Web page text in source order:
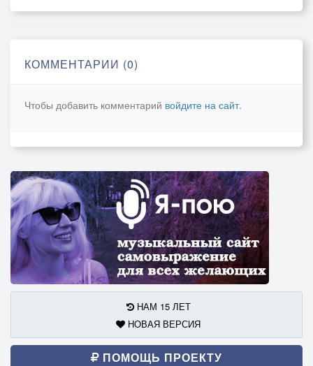
КОММЕНТАРИИ (0)
Чтобы добавить комментарий войдите на сайт.
НАМ 15 ЛЕТ
НОВАЯ ВЕРСИЯ
ПОМОЩЬ ПРОЕКТУ